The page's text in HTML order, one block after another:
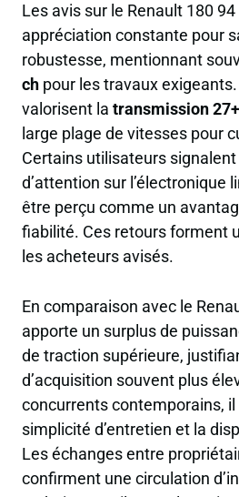
Les avis sur le Renault 180
appréciation constante pour
robustesse, mentionnant
ch pour les travaux
valorisent la transmission
large plage de vitesses pour
Certains utilisateurs
d’attention sur l’électronique
être perçu comme un
fiabilité. Ces retours forment
les acheteurs avisés.
En comparaison avec le
apporte un surplus de
de traction supérieure,
d’acquisition souvent plus
concurrents contemporains,
simplicité d’entretien et la
Les échanges entre
confirment une circulation